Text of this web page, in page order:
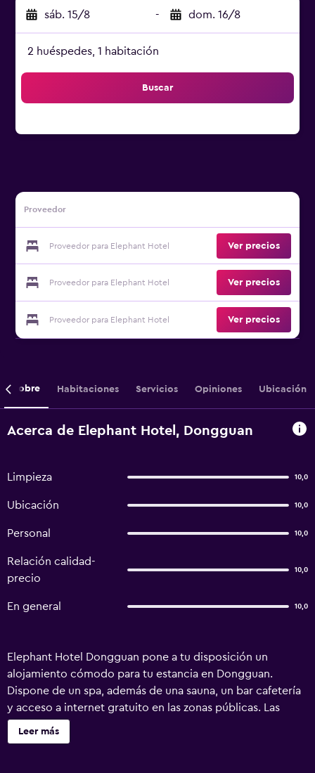
sáb. 15/8 - dom. 16/8
2 huéspedes, 1 habitación
Buscar
Proveedor
Proveedor para Elephant Hotel Ver precios
Proveedor para Elephant Hotel Ver precios
Proveedor para Elephant Hotel Ver precios
Sobre Habitaciones Servicios Opiniones Ubicación
Acerca de Elephant Hotel, Dongguan
Limpieza 10,0
Ubicación 10,0
Personal 10,0
Relación calidad-
precio
10,0
En general 10,0
Elephant Hotel Dongguan pone a tu disposición un
alojamiento cómodo para tu estancia en Dongguan.
Dispone de un spa, además de una sauna, un bar cafetería
y acceso a internet gratuito en las zonas públicas. Las
habitaciones disponen de modernas instalaciones, como
minibar y zapatillas. Todas ellas incluyen una
Leer más